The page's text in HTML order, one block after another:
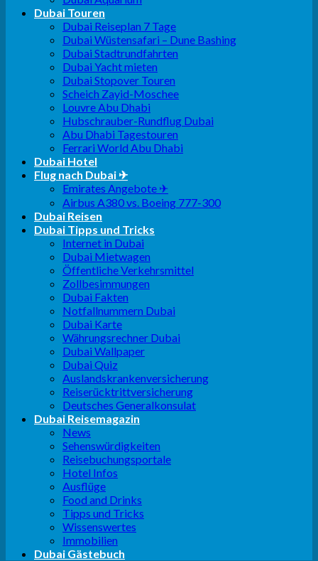
Dubai Touren
Dubai Reiseplan 7 Tage
Dubai Wüstensafari – Dune Bashing
Dubai Stadtrundfahrten
Dubai Yacht mieten
Dubai Stopover Touren
Scheich Zayid-Moschee
Louvre Abu Dhabi
Hubschrauber-Rundflug Dubai
Abu Dhabi Tagestouren
Ferrari World Abu Dhabi
Dubai Hotel
Flug nach Dubai ✈
Emirates Angebote ✈
Airbus A380 vs. Boeing 777-300
Dubai Reisen
Dubai Tipps und Tricks
Internet in Dubai
Dubai Mietwagen
Öffentliche Verkehrsmittel
Zollbesimmungen
Dubai Fakten
Notfallnummern Dubai
Dubai Karte
Währungsrechner Dubai
Dubai Wallpaper
Dubai Quiz
Auslandskrankenversicherung
Reiserücktrittversicherung
Deutsches Generalkonsulat
Dubai Reisemagazin
News
Sehenswürdigkeiten
Reisebuchungsportale
Hotel Infos
Ausflüge
Food and Drinks
Tipps und Tricks
Wissenswertes
Immobilien
Dubai Gästebuch